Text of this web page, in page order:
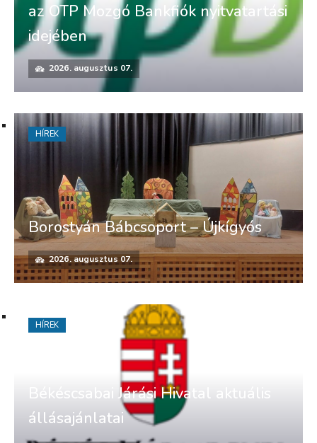
az OTP Mozgó Bankfiók nyitvatartási
idejében
2026. augusztus 07.
Borostyán Bábcsoport – Újkígyós
2026. augusztus 07.
HÍREK
Békéscsabai Járási Hivatal aktuális
állásajánlatai
HÍREK